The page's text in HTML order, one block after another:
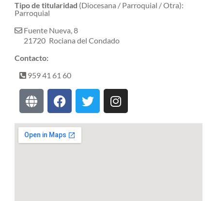
Tipo de titularidad (Diocesana / Parroquial / Otra):
Parroquial
Fuente Nueva, 8
21720 Rociana del Condado
Contacto:
959 41 61 60